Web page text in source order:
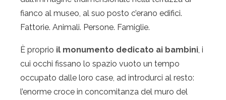
fianco al museo, al suo posto c’erano edifici.
Fattorie. Animali. Persone. Famiglie.
È proprio il monumento dedicato ai bambini , i
cui occhi fissano lo spazio vuoto un tempo
occupato dalle loro case, ad introdurci al resto:
l’enorme croce in concomitanza del muro del